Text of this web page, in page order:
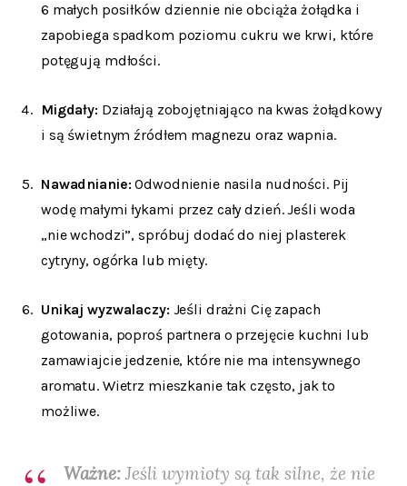
6 małych posiłków dziennie nie obciąża żołądka i
zapobiega spadkom poziomu cukru we krwi, które
potęgują mdłości.
Migdały: Działają zobojętniająco na kwas żołądkowy
i są świetnym źródłem magnezu oraz wapnia.
Nawadnianie: Odwodnienie nasila nudności. Pij
wodę małymi łykami przez cały dzień. Jeśli woda
„nie wchodzi”, spróbuj dodać do niej plasterek
cytryny, ogórka lub mięty.
Unikaj wyzwalaczy: Jeśli drażni Cię zapach
gotowania, poproś partnera o przejęcie kuchni lub
zamawiajcie jedzenie, które nie ma intensywnego
aromatu. Wietrz mieszkanie tak często, jak to
możliwe.
Ważne: Jeśli wymioty są tak silne, że nie